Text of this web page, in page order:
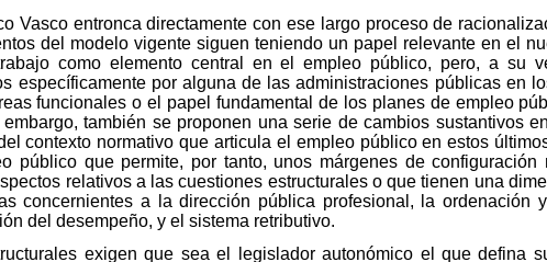
Vasco entronca directamente con ese largo proceso de
del modelo vigente siguen teniendo un papel relevante en el
como elemento central en el empleo público, pero, a su
específicamente por alguna de las administraciones públicas en
funcionales o el papel fundamental de los planes de empleo
también se proponen una serie de cambios sustantivos
contexto normativo que articula el empleo público en estos
público que permite, por tanto, unos márgenes de
relativos a las cuestiones estructurales o que tienen una
concernientes a la dirección pública profesional, la ordenación
del desempeño, y el sistema retributivo.
exigen que sea el legislador autonómico el que defina